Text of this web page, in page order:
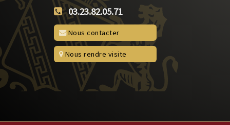
03.23.82.05.71
Nous contacter
Nous rendre visite